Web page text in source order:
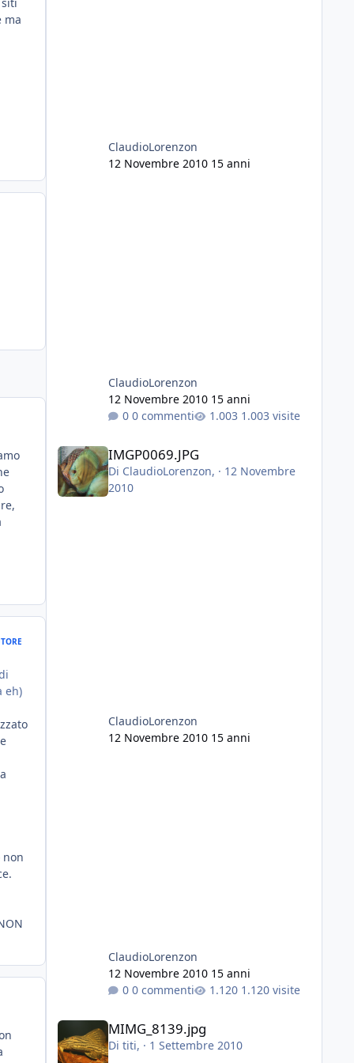
ma
eh)
non
essere infestanti, le lumache mi
hanno mangiato tutte le vallisneria e
le anubias...
ClaudioLorenzon
12 Novembre 2010 15 anni
ClaudioLorenzon
12 Novembre 2010 15 anni
0 commenti
1.003 visite
IMGP0069.JPG
IMGP0069.JPG
Di ClaudioLorenzon, · 12 Novembre
2010
ClaudioLorenzon
12 Novembre 2010 15 anni
ClaudioLorenzon
12 Novembre 2010 15 anni
0 commenti
1.120 visite
MIMG_8139.jpg
MIMG_8139.jpg
Di titi, · 1 Settembre 2010